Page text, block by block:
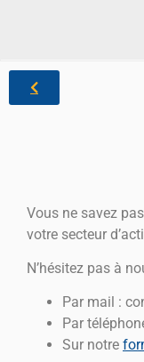
Vous ne savez
votre secteur
N’hésitez pas à
Par mail :
Par
Sur notre